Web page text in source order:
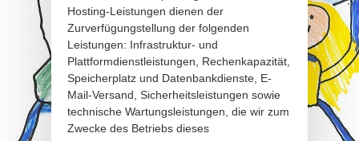
Hosting-Leistungen dienen der
Zurverfügungstellung der folgenden
Leistungen: Infrastruktur- und
Plattformdienstleistungen, Rechenkapazität,
Speicherplatz und Datenbankdienste, E-
Mail-Versand, Sicherheitsleistungen sowie
technische Wartungsleistungen, die wir zum
Zwecke des Betriebs dieses